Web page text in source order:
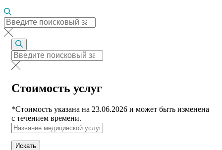
Стоимость услуг
*Стоимость указана на 23.06.2026 и может быть изменена
с течением времени.
Искать